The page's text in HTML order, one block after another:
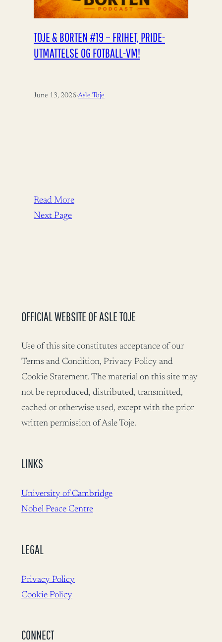
TOJE & BORTEN #19 – FRIHET, PRIDE-
UTMATTELSE OG FOTBALL-VM!
June 13, 2026·Asle Toje
Read More
Next Page
OFFICIAL WEBSITE OF ASLE TOJE
Use of this site constitutes acceptance of our
Terms and Condition, Privacy Policy and
Cookie Statement. The material on this site may
not be reproduced, distributed, transmitted,
cached or otherwise used, except with the prior
written permission of Asle Toje.
LINKS
University of Cambridge
Nobel Peace Centre
LEGAL
Privacy Policy
Cookie Policy
CONNECT